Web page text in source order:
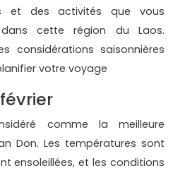
et des activités que vous
dans cette région du Laos.
considérations saisonnières
votre voyage
comme la meilleure
Don. Les températures sont
ensoleillées, et les conditions